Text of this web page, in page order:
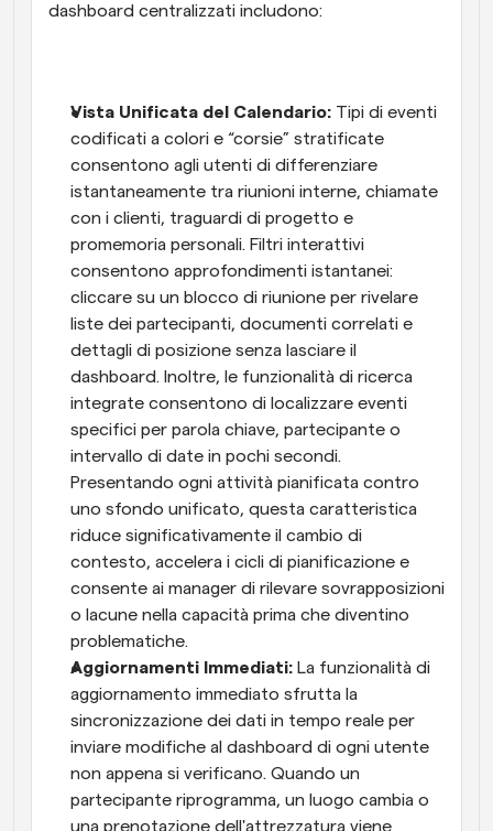
dashboard centralizzati includono:
Vista Unificata del Calendario: Tipi di eventi
codificati a colori e “corsie” stratificate
consentono agli utenti di differenziare
istantaneamente tra riunioni interne, chiamate
con i clienti, traguardi di progetto e
promemoria personali. Filtri interattivi
consentono approfondimenti istantanei:
cliccare su un blocco di riunione per rivelare
liste dei partecipanti, documenti correlati e
dettagli di posizione senza lasciare il
dashboard. Inoltre, le funzionalità di ricerca
integrate consentono di localizzare eventi
specifici per parola chiave, partecipante o
intervallo di date in pochi secondi.
Presentando ogni attività pianificata contro
uno sfondo unificato, questa caratteristica
riduce significativamente il cambio di
contesto, accelera i cicli di pianificazione e
consente ai manager di rilevare sovrapposizioni
o lacune nella capacità prima che diventino
problematiche.
Aggiornamenti Immediati: La funzionalità di
aggiornamento immediato sfrutta la
sincronizzazione dei dati in tempo reale per
inviare modifiche al dashboard di ogni utente
non appena si verificano. Quando un
partecipante riprogramma, un luogo cambia o
una prenotazione dell'attrezzatura viene